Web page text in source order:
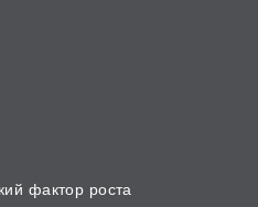
фактор роста